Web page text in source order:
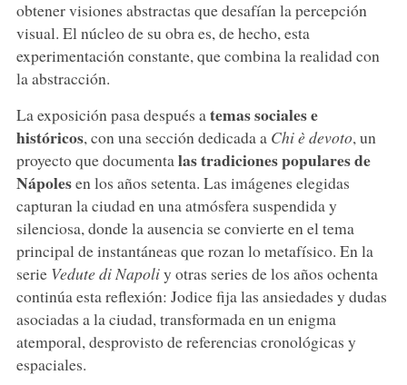
obtener visiones abstractas que desafían la percepción
visual. El núcleo de su obra es, de hecho, esta
experimentación constante, que combina la realidad con
la abstracción.
La exposición pasa después atemas sociales e
históricos, con una sección dedicada a Chi è devoto, un
proyecto que documentalas tradiciones populares de
Nápolesen los años setenta. Las imágenes elegidas
capturan la ciudad en una atmósfera suspendida y
silenciosa, donde la ausencia se convierte en el tema
principal de instantáneas que rozan lo metafísico. En la
serie Vedute di Napoliy otras series de los años ochenta
continúa esta reflexión: Jodice fija las ansiedades y dudas
asociadas a la ciudad, transformada en un enigma
atemporal, desprovisto de referencias cronológicas y
espaciales.